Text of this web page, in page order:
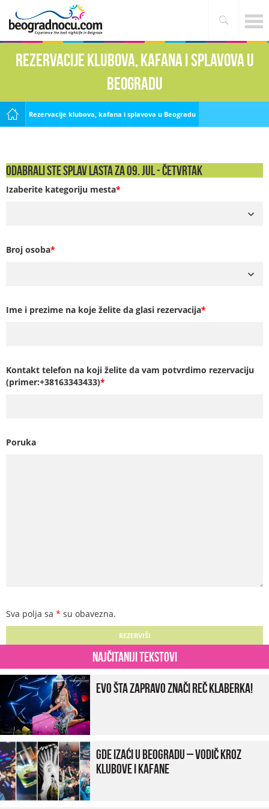
Rezervacije klubova, kafana i splavova u
Beogradu
Rezervacije klubova, kafana i splavova u Beogradu
Odabrali ste Splav Lasta za 09. Jul - ČETVRTAK
Izaberite kategoriju mesta*
Broj osoba*
Ime i prezime na koje želite da glasi rezervacija*
Kontakt telefon na koji želite da vam potvrdimo rezervaciju
(primer:+38163343433)*
Poruka
Sva polja sa * su obavezna.
Najčitaniji tekstovi
Evo šta zapravo znači reč klaberka!
Gde izaći u Beogradu – vodič kroz
klubove i kafane